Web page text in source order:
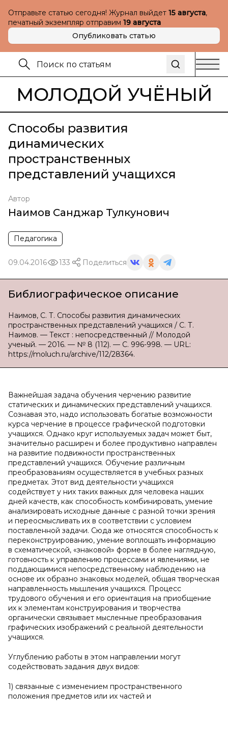
Отправьте статью сегодня! Журнал выйдет 15 августа,
печатный экземпляр отправим 19 августа
Опубликовать статью
МОЛОДОЙ УЧЁНЫЙ
Способы развития
динамических
пространственных
представлений учащихся
Автор
Наимов Санджар Тулкунович
Педагогика
09.04.2016 133 Поделиться
Библиографическое описание
Наимов, С. Т. Способы развития динамических
пространственных представлений учащихся / С. Т.
Наимов. — Текст : непосредственный // Молодой
ученый. — 2016. — № 8 (112). — С. 996-998. — URL:
https://moluch.ru/archive/112/28364.
Важнейшая задача обучения черчению развитие
статических и динамических представлений учащихся.
Сознавая это, надо использовать богатые возможности
курса черчение в процессе графической подготовки
учащихся. Однако круг используемых задач может быт,
значительно расширен и более продуктивно направлен
на развитие подвижности пространственных
представлений учащихся. Обучение различным
преобразованиям осуществляется в учебных разных
предметах. Этот вид деятельности учащихся
содействует у них таких важных для человека наших
дней качеств, как способность комбинировать, умение
анализировать исходные данные с разной точки зрения
и переосмысливать их в соответствии с условием
поставленной задачи. Сюда же относятся способность к
переконструированию, умение воплощать информацию
в схематической, «знаковой» форме в более наглядную,
готовность к управлению процессами и явлениями, не
поддающимися непосредственному наблюдению на
основе их образно знаковых моделей, общая творческая
направленность мышления учащихся. Процесс
трудового обучения и его ориентация на приобщение
их к элементам конструирования и творчества
органически связывает мысленные преобразования
графических изображений с реальной деятельности
учащихся.
Углублению работы в этом направлении могут
содействовать задания двух видов:
1) связанные с изменением пространственного
положения предметов или их частей и